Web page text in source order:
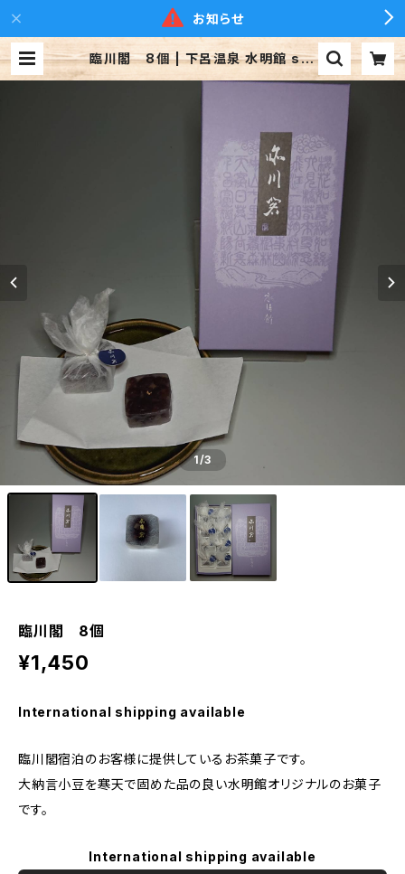
お知らせ
臨川閣 8個 | 下呂温泉 水明館 sui
1/3
臨川閣 8個
¥1,450
International shipping available
臨川閣宿泊のお客様に提供しているお茶菓子です。
大納言小豆を寒天で固めた品の良い水明館オリジナルのお菓子
です。
International shipping available